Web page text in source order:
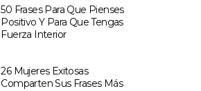
50 Frases Para Que Pienses
Positivo Y Para Que Tengas
Fuerza Interior
26 Mujeres Exitosas
Comparten Sus Frases Más